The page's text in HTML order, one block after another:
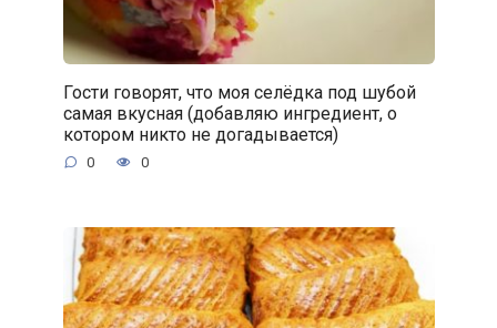
Гости говорят, что моя селёдка под шубой
самая вкусная (добавляю ингредиент, о
котором никто не догадывается)
0 0